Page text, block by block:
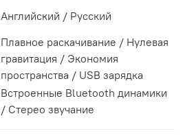
Английский / Русский
Плавное раскачивание / Нулевая
гравитация / Экономия
пространства / USB зарядка
Встроенные Bluetooth динамики
/ Стерео звучание